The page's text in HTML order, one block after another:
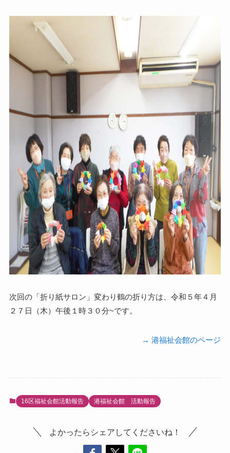
次回の「折り紙サロン」変わり鶴の折り方は、令和５年４月
２７日（木）午後１時３０分~です。
→ 港福祉会館のページ
16区福祉会館活動報告 港福祉会館 活動報告
よかったらシェアしてくださいね！